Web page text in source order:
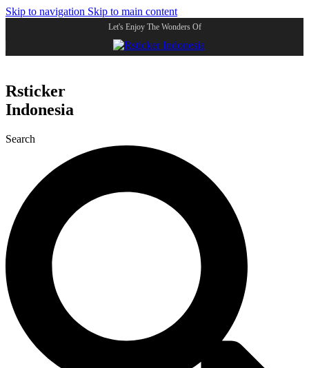
Skip to navigation Skip to main content
Let's Enjoy The Wonders Of
Rsticker
Indonesia
Search